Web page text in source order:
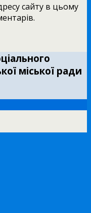
сайту в цьому
міської ради